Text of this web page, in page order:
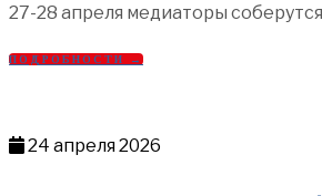
27-28 апреля медиаторы
ПОДРОБНОСТИ →
24 апреля 2026